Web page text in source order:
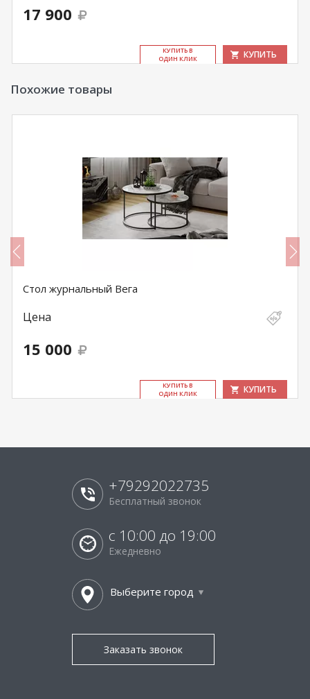
17 900
КУ­ПИТЬ В
ОДИН КЛИК
КУПИТЬ
Похожие товары
Стол журнальный Вега
Цена
15 000
КУ­ПИТЬ В
ОДИН КЛИК
КУПИТЬ
+79292022735
Бесплатный звонок
с 10:00 до 19:00
Ежедневно
Выберите город
Заказать звонок